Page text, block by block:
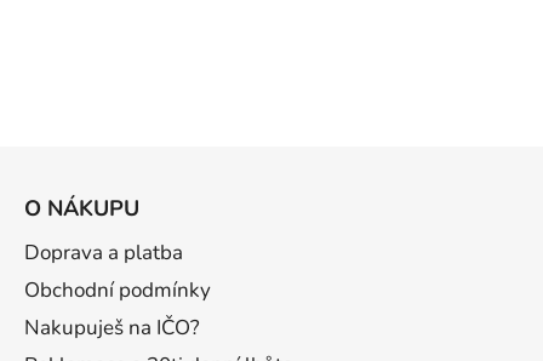
O NÁKUPU
Doprava a platba
Obchodní podmínky
Nakupuješ na IČO?